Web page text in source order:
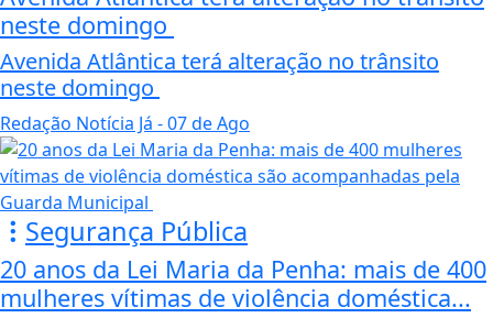
neste domingo
Avenida Atlântica terá alteração no trânsito
neste domingo
Redação Notícia Já - 07 de Ago
Segurança Pública
20 anos da Lei Maria da Penha: mais de 400
mulheres vítimas de violência doméstica...